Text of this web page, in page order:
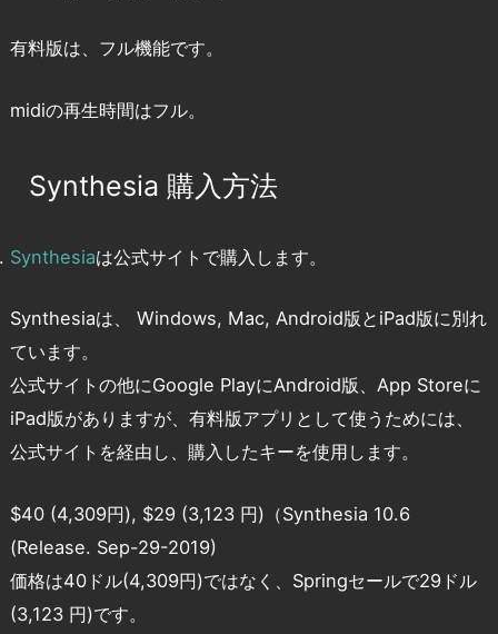
有料版は、フル機能です。
midiの再生時間はフル。
Synthesia 購入方法
Synthesiaは公式サイトで購入します。
Synthesiaは、 Windows, Mac, Android版とiPad版に別れ
ています。
公式サイトの他にGoogle PlayにAndroid版、App Storeに
iPad版がありますが、有料版アプリとして使うためには、
公式サイトを経由し、購入したキーを使用します。
$40 (4,309円), $29 (3,123 円)（Synthesia 10.6
(Release. Sep-29-2019)
価格は40ドル(4,309円)ではなく、Springセールで29ドル
(3,123 円)です。